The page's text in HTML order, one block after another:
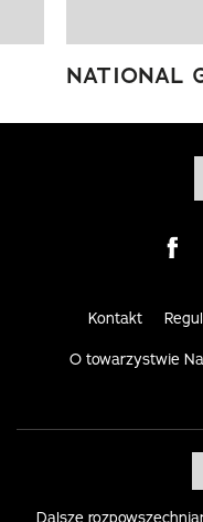
NATIONAL
Visit
Kontakt
O towarzystwie
Dalsze